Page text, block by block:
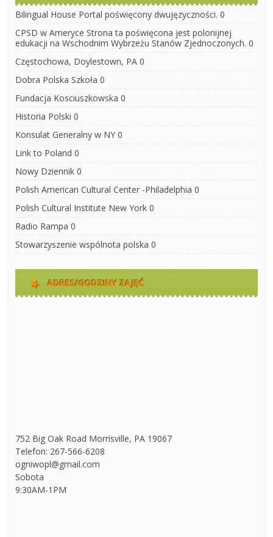
Bilingual House Portal poświęcony dwujęzyczności. 0
CPSD w Ameryce Strona ta poświęcona jest polonijnej
edukacji na Wschodnim Wybrzeżu Stanów Zjednoczonych. 0
Częstochowa, Doylestown, PA 0
Dobra Polska Szkoła 0
Fundacja Kosciuszkowska 0
Historia Polski 0
Konsulat Generalny w NY 0
Link to Poland 0
Nowy Dziennik 0
Polish American Cultural Center -Philadelphia 0
Polish Cultural Institute New York 0
Radio Rampa 0
Stowarzyszenie wspólnota polska 0
ADRES/GODZINY ZAJĘĆ
752 Big Oak Road Morrisville, PA 19067
Telefon: 267-566-6208
ogniwopl@gmail.com
Sobota
9:30AM-1PM